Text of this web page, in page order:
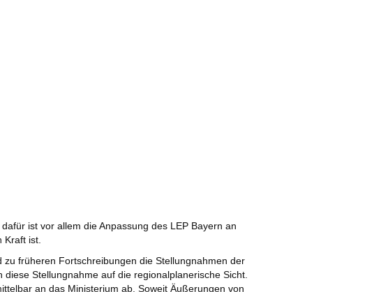
ist vor allem die Anpassung des LEP Bayern an
ist.
früheren Fortschreibungen die Stellungnahmen der
Stellungnahme auf die regionalplanerische Sicht.
an das Ministerium ab. Soweit Äußerungen von